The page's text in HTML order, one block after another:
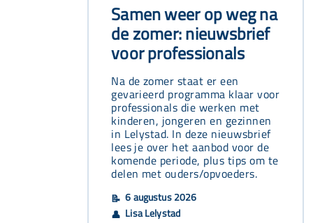
Samen weer op weg na
de zomer: nieuwsbrief
voor professionals
Na de zomer staat er een
gevarieerd programma klaar voor
professionals die werken met
kinderen, jongeren en gezinnen
in Lelystad. In deze nieuwsbrief
lees je over het aanbod voor de
komende periode, plus tips om te
delen met ouders/opvoeders.
📝 6 augustus 2026
👤 Lisa Lelystad